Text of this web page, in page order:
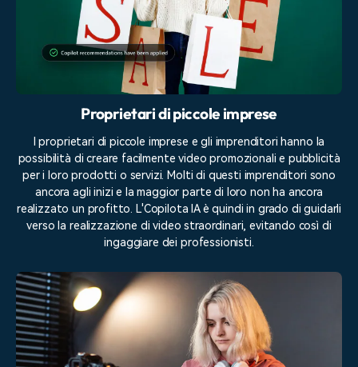
Proprietari di piccole imprese
I proprietari di piccole imprese e gli imprenditori hanno la
possibilità di creare facilmente video promozionali e pubblicità
per i loro prodotti o servizi. Molti di questi imprenditori sono
ancora agli inizi e la maggior parte di loro non ha ancora
realizzato un profitto. L'Copilota IA è quindi in grado di guidarli
verso la realizzazione di video straordinari, evitando così di
ingaggiare dei professionisti.